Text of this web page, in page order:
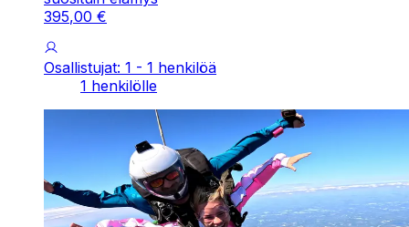
395,00 €
Osallistujat: 1 - 1 henkilöä
1 henkilölle